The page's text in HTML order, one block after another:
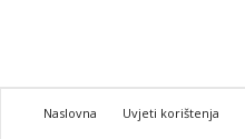
Naslovna Uvjeti korištenja